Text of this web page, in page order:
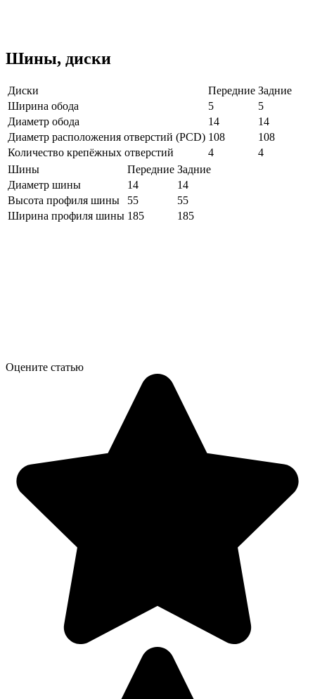
Шины, диски
Диски Передние Задние
Ширина обода
5
5
Диаметр обода
14
14
Диаметр расположения отверстий (PCD) 108
108
Количество крепёжных отверстий
4
4
Шины
Передние Задние
Диаметр шины
14
14
Высота профиля шины
55
55
Ширина профиля шины 185 185
Оцените статью